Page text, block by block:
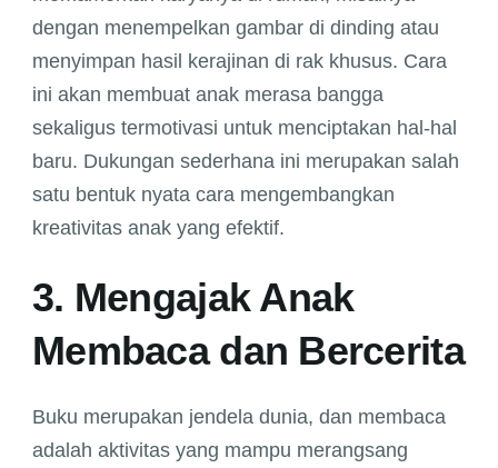
dengan menempelkan gambar di dinding atau
menyimpan hasil kerajinan di rak khusus. Cara
ini akan membuat anak merasa bangga
sekaligus termotivasi untuk menciptakan hal-hal
baru. Dukungan sederhana ini merupakan salah
satu bentuk nyata cara mengembangkan
kreativitas anak yang efektif.
3. Mengajak Anak
Membaca dan Bercerita
Buku merupakan jendela dunia, dan membaca
adalah aktivitas yang mampu merangsang